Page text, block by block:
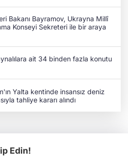
Bakanı Bayramov, Ukrayna Millî
Konseyi Sekreteri ile bir araya
ait 34 binden fazla konutu
Yalta kentinde insansız deniz
tahliye kararı alındı
Edin!